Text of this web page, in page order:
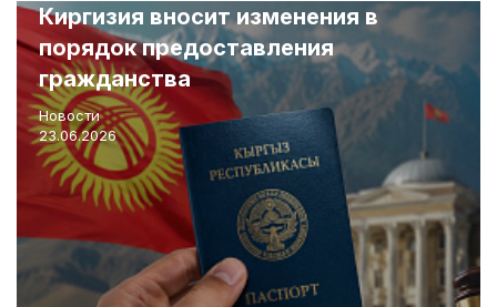
Верховный суд разъяснил
механизм применения российских
контрсанкций
Новости
22.06.2026